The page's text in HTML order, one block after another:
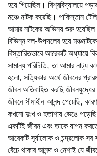
হয়ে গিয়েছিল। বিশ্ববিদ্যালয়ে
মঞ্চে নাটক করেছি। পাকিস্তান
আমার নাটকের অভিনয় শুরু
বিভিন্ন দল-উপদলের হয়ে
বিস্তারিতভাবে আরেকটি অধ্যায়ে
সামান্য পরিচিতি, তা আমার নাট্য
হলো, সত্যিকার অর্থে জীবনের
জীবন অতিবাহিত করছি
জীবনে সীমাহীন আনন্দ পেয়েছি,
কখনো দুঃখ ও হতাশায় ভেঙে
একটিই জীবন এবং তাকে যাপন
আরেকটি সূর্যালোক ও চন্দ্রলোক সব
বেঁচে থাকার আনন্দ ও নেশাই যে